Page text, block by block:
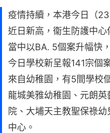
疫情持續，本港今日（
近日新高，衞生防護中心
當中以BA. 5個案升幅快
今日學校新呈報141宗個
來自幼稚園，有5間學校
龍城美雅幼稚園、元朗
院、大埔天主教聖保祿
中心。